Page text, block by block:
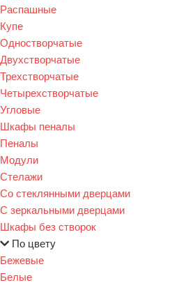
Распашные
Купе
Одностворчатые
Двухстворчатые
Трехстворчатые
Четырехстворчатые
Угловые
Шкафы пеналы
Пеналы
Модули
Стелажи
Со стеклянными дверцами
С зеркальными дверцами
Шкафы без створок
По цвету
Бежевые
Белые